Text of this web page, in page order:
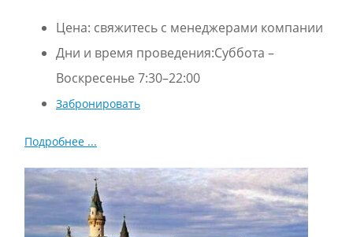
Цена: свяжитесь с менеджерами компании
Дни и время проведения:Суббота –
Воскресенье 7:30–22:00
Забронировать
Подробнее ...